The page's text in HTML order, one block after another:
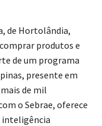
de Hortolândia,
produtos e
de um programa
presente em
de mil
o Sebrae, oferece
inteligência